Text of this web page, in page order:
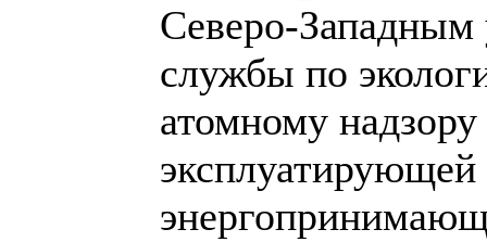
Северо-Западным
службы по
атомному
эксплуатирующей